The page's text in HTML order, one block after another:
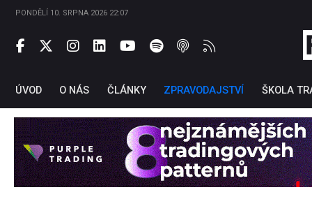
PONDĚLÍ 10. SRPNA 2026 22:07
ÚVOD O NÁS ČLÁNKY ZPRAVODAJSTVÍ ŠKOLA